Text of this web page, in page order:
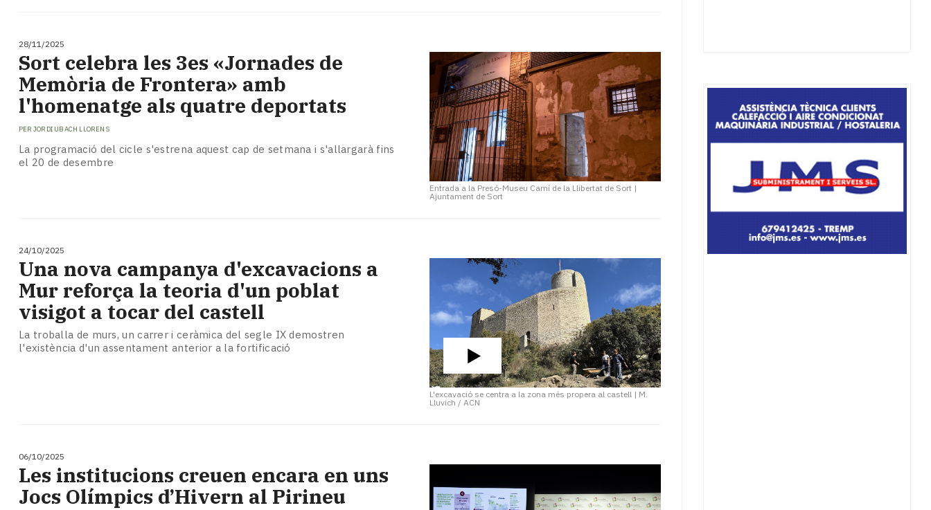
28/11/2025
Entrada a la Presó-Museu Camí de la Llibertat de Sort |
Ajuntament de Sort
Sort celebra les 3es «Jornades de
Memòria de Frontera» amb
l'homenatge als quatre deportats
PER JORDI UBACH LLORENS
La programació del cicle s'estrena aquest cap de setmana i s'allargarà fins
el 20 de desembre
24/10/2025
L'excavació se centra a la zona més propera al castell | M.
Lluvich / ACN
Una nova campanya d'excavacions a
Mur reforça la teoria d'un poblat
visigot a tocar del castell
La troballa de murs, un carrer i ceràmica del segle IX demostren
l'existència d'un assentament anterior a la fortificació
06/10/2025
Les institucions creuen encara en uns
Jocs Olímpics d’Hivern al Pirineu